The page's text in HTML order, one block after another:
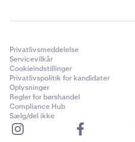
Privatlivsmeddelelse
Servicevilkår
Cookieindstillinger
Privatlivspolitik for kandidater
Oplysninger
Regler for børshandel
Compliance Hub
Sælg/del ikke